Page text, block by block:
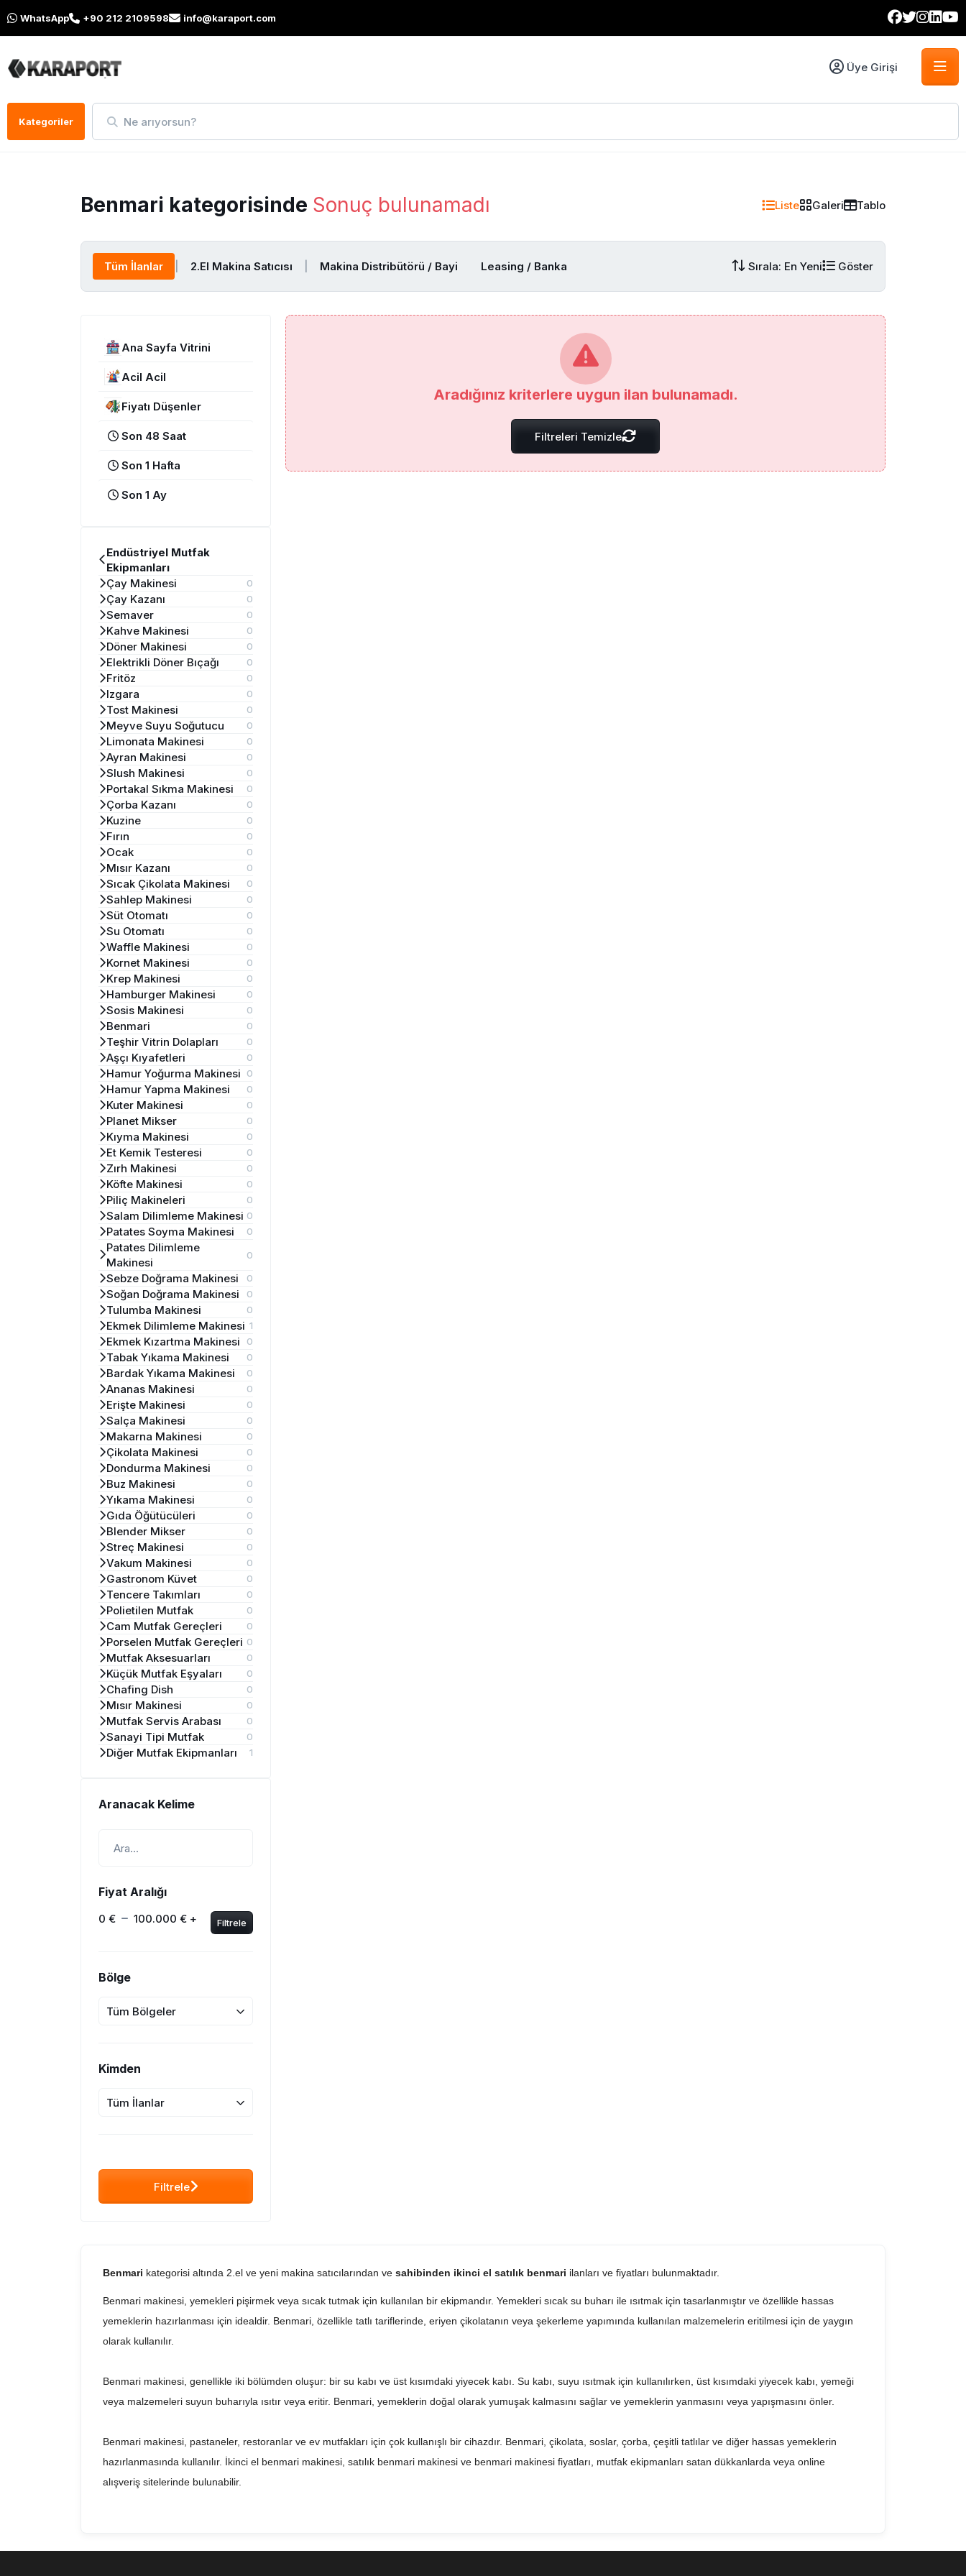
WhatsApp +90 212 2109598 info@karaport.com
Üye Girişi
Kategoriler Ne arıyorsun?
Benmari kategorisinde Sonuç bulunamadı Liste Galeri Tablo
Tüm İlanlar 2.El Makina Satıcısı Makina Distribütörü / Bayi Leasing / Banka Sırala: En Yeni Göster
Ana Sayfa Vitrini
Acil Acil
Fiyatı Düşenler
Son 48 Saat
Son 1 Hafta
Son 1 Ay
Endüstriyel Mutfak
Ekipmanları
Çay Makinesi
0
Çay Kazanı 0
Semaver 0
Kahve Makinesi 0
Döner Makinesi 0
Elektrikli Döner Bıçağı 0
Fritöz 0
Izgara 0
Tost Makinesi 0
Meyve Suyu Soğutucu 0
Limonata Makinesi 0
Ayran Makinesi 0
Slush Makinesi 0
Portakal Sıkma Makinesi 0
Çorba Kazanı 0
Kuzine 0
Fırın 0
Ocak 0
Mısır Kazanı 0
Sıcak Çikolata Makinesi 0
Sahlep Makinesi 0
Süt Otomatı 0
Su Otomatı 0
Waffle Makinesi 0
Kornet Makinesi 0
Krep Makinesi 0
Hamburger Makinesi 0
Sosis Makinesi 0
Benmari 0
Teşhir Vitrin Dolapları 0
Aşçı Kıyafetleri 0
Hamur Yoğurma Makinesi 0
Hamur Yapma Makinesi 0
Kuter Makinesi 0
Planet Mikser 0
Kıyma Makinesi 0
Et Kemik Testeresi 0
Zırh Makinesi 0
Köfte Makinesi 0
Piliç Makineleri 0
Salam Dilimleme Makinesi 0
Patates Soyma Makinesi 0
Patates Dilimleme
Makinesi
0
Sebze Doğrama Makinesi 0
Soğan Doğrama Makinesi 0
Tulumba Makinesi 0
Ekmek Dilimleme Makinesi 1
Ekmek Kızartma Makinesi 0
Tabak Yıkama Makinesi 0
Bardak Yıkama Makinesi 0
Ananas Makinesi 0
Erişte Makinesi 0
Salça Makinesi 0
Makarna Makinesi 0
Çikolata Makinesi 0
Dondurma Makinesi 0
Buz Makinesi 0
Yıkama Makinesi 0
Gıda Öğütücüleri 0
Blender Mikser 0
Streç Makinesi 0
Vakum Makinesi 0
Gastronom Küvet 0
Tencere Takımları 0
Polietilen Mutfak 0
Cam Mutfak Gereçleri 0
Porselen Mutfak Gereçleri 0
Mutfak Aksesuarları 0
Küçük Mutfak Eşyaları 0
Chafing Dish 0
Mısır Makinesi 0
Mutfak Servis Arabası 0
Sanayi Tipi Mutfak 0
Diğer Mutfak Ekipmanları 1
Aranacak Kelime
Fiyat Aralığı
0 € 100.000 € + Filtrele
Bölge
Tüm Bölgeler
Kimden
Tüm İlanlar
Filtrele
Aradığınız kriterlere uygun ilan bulunamadı.
Filtreleri Temizle
Benmari kategorisi altında 2.el ve yeni makina satıcılarından ve sahibinden ikinci el satılık benmari ilanları ve fiyatları bulunmaktadır.
Benmari makinesi, yemekleri pişirmek veya sıcak tutmak için kullanılan bir ekipmandır. Yemekleri sıcak su buharı ile ısıtmak için tasarlanmıştır ve özellikle hassas
yemeklerin hazırlanması için idealdir. Benmari, özellikle tatlı tariflerinde, eriyen çikolatanın veya şekerleme yapımında kullanılan malzemelerin eritilmesi için de yaygın
olarak kullanılır.
Benmari makinesi, genellikle iki bölümden oluşur: bir su kabı ve üst kısımdaki yiyecek kabı. Su kabı, suyu ısıtmak için kullanılırken, üst kısımdaki yiyecek kabı, yemeği
veya malzemeleri suyun buharıyla ısıtır veya eritir. Benmari, yemeklerin doğal olarak yumuşak kalmasını sağlar ve yemeklerin yanmasını veya yapışmasını önler.
Benmari makinesi, pastaneler, restoranlar ve ev mutfakları için çok kullanışlı bir cihazdır. Benmari, çikolata, soslar, çorba, çeşitli tatlılar ve diğer hassas yemeklerin
hazırlanmasında kullanılır. İkinci el benmari makinesi, satılık benmari makinesi ve benmari makinesi fiyatları, mutfak ekipmanları satan dükkanlarda veya online
alışveriş sitelerinde bulunabilir.